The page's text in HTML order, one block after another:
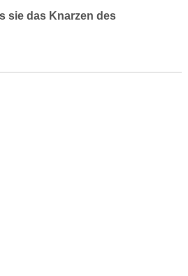
sie das Knarzen des